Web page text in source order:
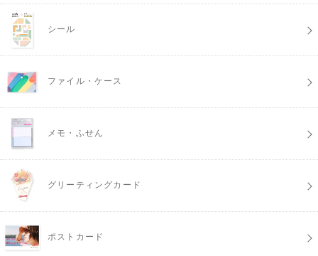
シール
ファイル・ケース
メモ・ふせん
グリーティングカード
ポストカード